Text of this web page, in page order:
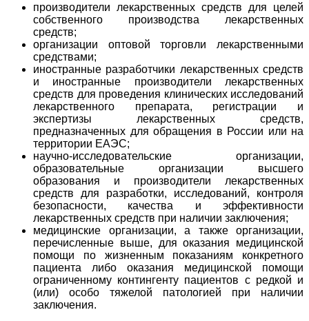
производители лекарственных средств для целей
собственного производства лекарственных
средств;
организации оптовой торговли лекарственными
средствами;
иностранные разработчики лекарственных средств
и иностранные производители лекарственных
средств для проведения клинических исследований
лекарственного препарата, регистрации и
экспертизы лекарственных средств,
предназначенных для обращения в России или на
территории ЕАЭС;
научно-исследовательские организации,
образовательные организации высшего
образования и производители лекарственных
средств для разработки, исследований, контроля
безопасности, качества и эффективности
лекарственных средств при наличии заключения;
медицинские организации, а также организации,
перечисленные выше, для оказания медицинской
помощи по жизненным показаниям конкретного
пациента либо оказания медицинской помощи
ограниченному контингенту пациентов с редкой и
(или) особо тяжелой патологией при наличии
заключения.